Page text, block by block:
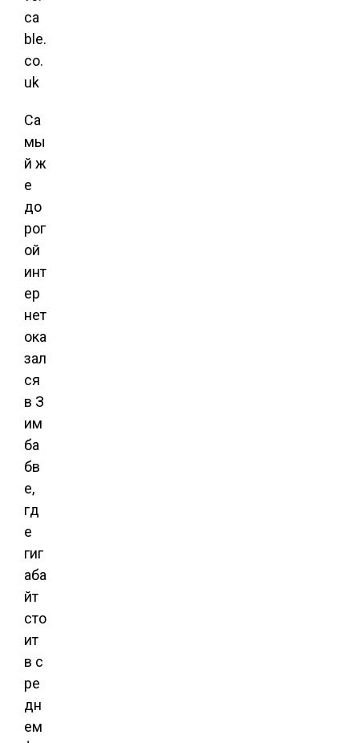
ca
ble.
co.
uk
Са
мы
й ж
е
до
рог
ой
инт
ер
нет
ока
зал
ся
в З
им
ба
бв
е,
гд
е
гиг
аба
йт
сто
ит
в с
ре
дн
ем